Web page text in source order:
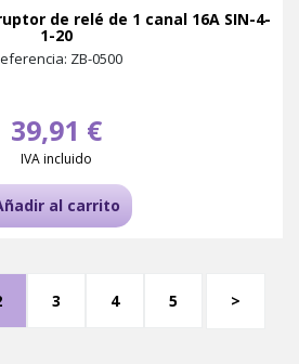
de relé de 1 canal 16A SIN-4-
1-20
ZB-0500
39,91 €
IVA incluido
al carrito
3 4 5 >